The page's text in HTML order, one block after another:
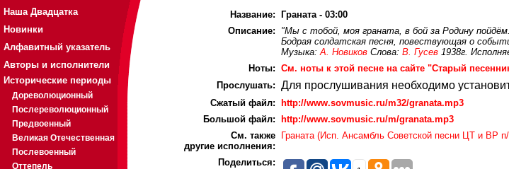
Наша Двадцатка
Новинки
Алфавитный указатель
Авторы и исполнители
Исторические периоды
Дореволюционный
Послереволюционный
Предвоенный
Великая Отечественная
Послевоенный
Оттепель
Название:
Граната - 03:00
Описание:
"Мы с тобой, моя граната, в бой за Родину
Бодрая солдатская песня, повествующая о
Музыка:А. НовиковСлова: В. Гусев1938г.
Ноты: Cм. ноты к этой песне на сайте "Старый
Прослушать: Для прослушивания необходимо
Cжатый файл: http://www.sovmusic.ru/m32/granata.mp3
Большой файл:
http://www.sovmusic.ru/m/granata.mp3
См. также
другие исполнения:
Граната (Исп. Ансамбль Советской песни ЦТ и ВР
Поделиться: